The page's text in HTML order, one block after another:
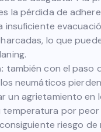
la pérdida de
insuficiente
lo que
también con el paso
neumáticos
un agrietamiento en
temperatura por
riesgo de